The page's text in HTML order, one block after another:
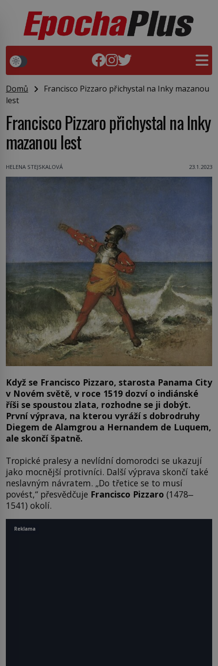
Domů
Francisco Pizzaro přichystal na Inky mazanou
lest
Francisco Pizzaro přichystal na Inky
mazanou lest
HELENA STEJSKALOVÁ 23.1.2023
Když se Francisco Pizzaro, starosta Panama City
v Novém světě, v roce 1519 dozví o indiánské
říši se spoustou zlata, rozhodne se ji dobýt.
První výprava, na kterou vyráží s dobrodruhy
Diegem de Alamgrou a Hernandem de Luquem,
ale skončí špatně.
Tropické pralesy a nevlídní domorodci se ukazují
jako mocnější protivníci. Další výprava skončí také
neslavným návratem. „Do třetice se to musí
povést,“ přesvědčuje Francisco Pizzaro (1478‒
1541) okolí.
Reklama